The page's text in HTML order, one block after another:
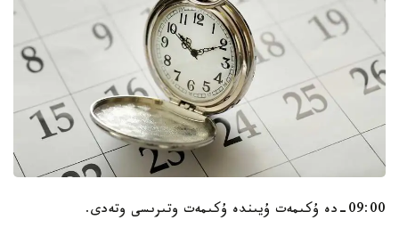
09:00-دە ۇكىمەت ۇيىندە ۇكىمەت وتىرىسى وتەدى.